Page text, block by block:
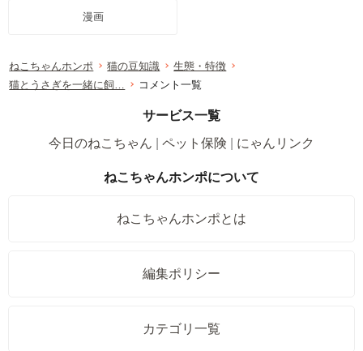
漫画
ねこちゃんホンポ 猫の豆知識
生態・特徴
猫とうさぎを一緒に飼…
コメント一覧
サービス一覧
今日のねこちゃん
ペット保険 にゃんリンク
ねこちゃんホンポについて
ねこちゃんホンポとは
編集ポリシー
カテゴリ一覧